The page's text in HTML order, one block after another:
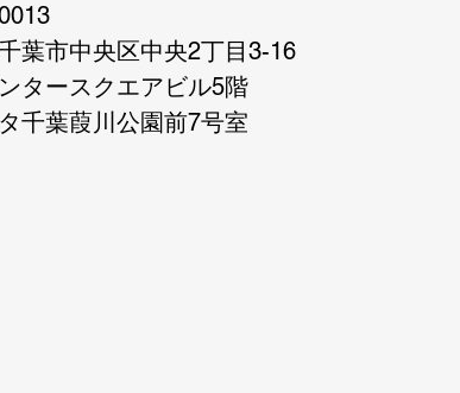
葉市中央区中央2丁目3-16
タースクエアビル5階
千葉葭川公園前7号室